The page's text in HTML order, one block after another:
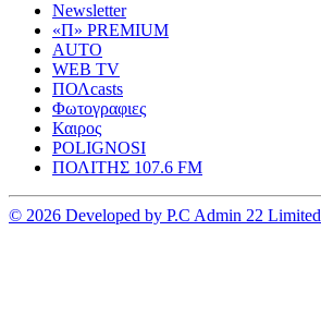
Newsletter
«Π» PREMIUM
AUTO
WEB TV
ΠΟΛcasts
Φωτογραφιες
Καιρος
POLIGNOSI
ΠΟΛΙΤΗΣ 107.6 FM
© 2026 Developed by P.C Admin 22 Limited